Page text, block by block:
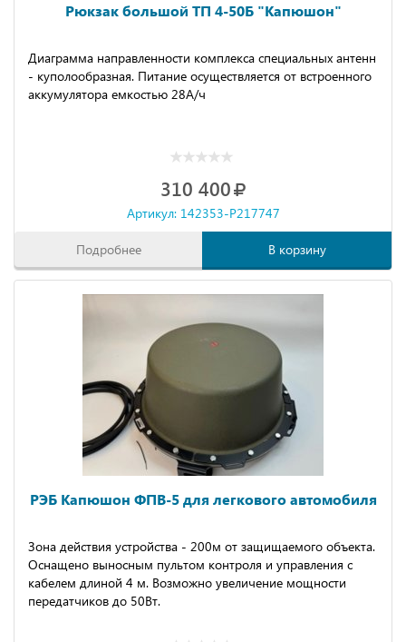
Рюкзак большой ТП 4-50Б "Капюшон"
Диаграмма направленности комплекса специальных антенн
- куполообразная. Питание осуществляется от встроенного
аккумулятора емкостью 28А/ч
310 400
Артикул: 142353-P217747
Подробнее В корзину
РЭБ Капюшон ФПВ-5 для легкового автомобиля
Зона действия устройства - 200м от защищаемого объекта.
Оснащено выносным пультом контроля и управления с
кабелем длиной 4 м. Возможно увеличение мощности
передатчиков до 50Вт.